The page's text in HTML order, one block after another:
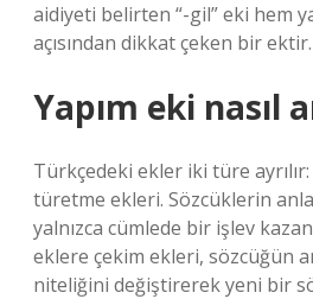
aidiyeti belirten “-gil” eki hem
açısından dikkat çeken bir ektir.
Yapım eki nasıl
Türkçedeki ekler iki türe
türetme ekleri. Sözcüklerin
yalnızca cümlede bir işlev
eklere çekim ekleri, sözcüğün
niteliğini değiştirerek yeni bir